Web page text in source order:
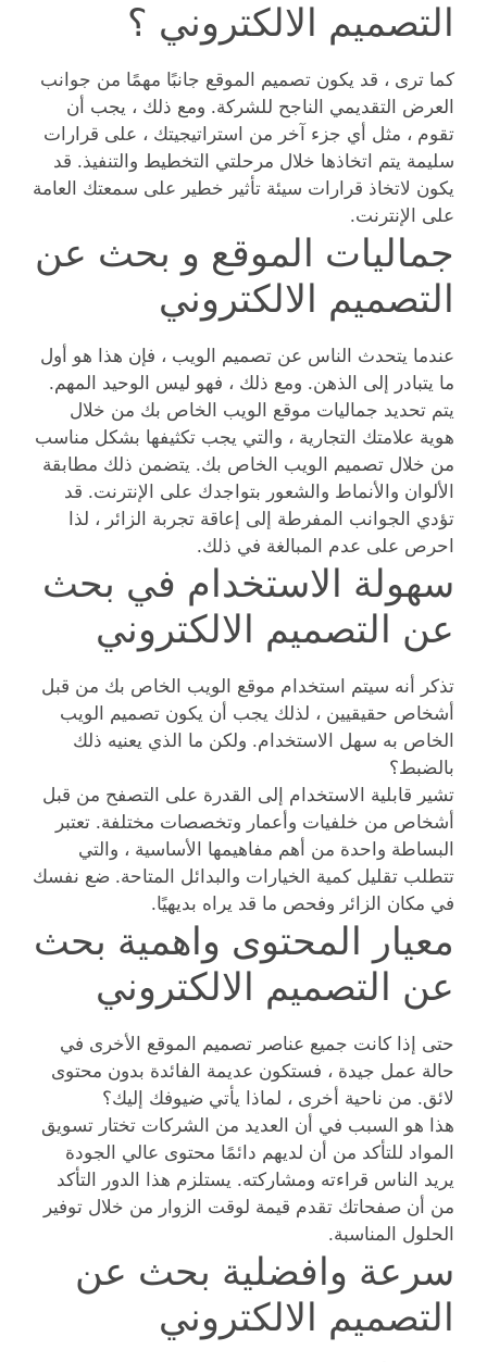
التصميم الالكتروني ؟
كما ترى ، قد يكون تصميم الموقع جانبًا مهمًا من جوانب
العرض التقديمي الناجح للشركة. ومع ذلك ، يجب أن
تقوم ، مثل أي جزء آخر من استراتيجيتك ، على قرارات
سليمة يتم اتخاذها خلال مرحلتي التخطيط والتنفيذ. قد
يكون لاتخاذ قرارات سيئة تأثير خطير على سمعتك العامة
على الإنترنت.
جماليات الموقع و بحث عن
التصميم الالكتروني
عندما يتحدث الناس عن تصميم الويب ، فإن هذا هو أول
ما يتبادر إلى الذهن. ومع ذلك ، فهو ليس الوحيد المهم.
يتم تحديد جماليات موقع الويب الخاص بك من خلال
هوية علامتك التجارية ، والتي يجب تكثيفها بشكل مناسب
من خلال تصميم الويب الخاص بك. يتضمن ذلك مطابقة
الألوان والأنماط والشعور بتواجدك على الإنترنت. قد
تؤدي الجوانب المفرطة إلى إعاقة تجربة الزائر ، لذا
احرص على عدم المبالغة في ذلك.
سهولة الاستخدام في بحث
عن التصميم الالكتروني
تذكر أنه سيتم استخدام موقع الويب الخاص بك من قبل
أشخاص حقيقيين ، لذلك يجب أن يكون تصميم الويب
الخاص به سهل الاستخدام. ولكن ما الذي يعنيه ذلك
بالضبط؟
تشير قابلية الاستخدام إلى القدرة على التصفح من قبل
أشخاص من خلفيات وأعمار وتخصصات مختلفة. تعتبر
البساطة واحدة من أهم مفاهيمها الأساسية ، والتي
تتطلب تقليل كمية الخيارات والبدائل المتاحة. ضع نفسك
في مكان الزائر وفحص ما قد يراه بديهيًا.
معيار المحتوى واهمية بحث
عن التصميم الالكتروني
حتى إذا كانت جميع عناصر تصميم الموقع الأخرى في
حالة عمل جيدة ، فستكون عديمة الفائدة بدون محتوى
لائق. من ناحية أخرى ، لماذا يأتي ضيوفك إليك؟
هذا هو السبب في أن العديد من الشركات تختار تسويق
المواد للتأكد من أن لديهم دائمًا محتوى عالي الجودة
يريد الناس قراءته ومشاركته. يستلزم هذا الدور التأكد
من أن صفحاتك تقدم قيمة لوقت الزوار من خلال توفير
الحلول المناسبة.
سرعة وافضلية بحث عن
التصميم الالكتروني